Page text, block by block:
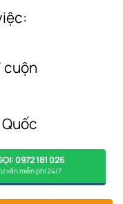
cuộn
0972 181 026
vấn miễn phí 24/7